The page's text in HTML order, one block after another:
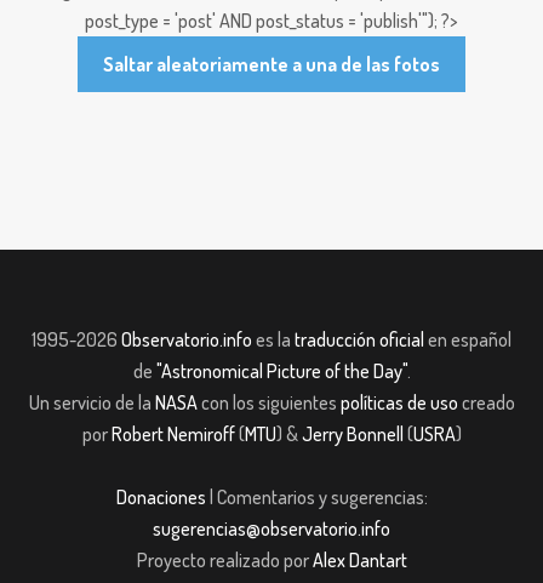
post_type = 'post' AND post_status = 'publish'"); ?>
Saltar aleatoriamente a una de las fotos
1995-2026 Observatorio.info es la traducción oficial en español
de "Astronomical Picture of the Day".
Un servicio de la NASAcon los siguientes políticas de uso creado
porRobert Nemiroff(MTU) &Jerry Bonnell (USRA)
Donaciones | Comentarios y sugerencias:
sugerencias@observatorio.info
Proyecto realizado porAlex Dantart